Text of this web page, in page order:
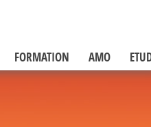
FORMATION AMO